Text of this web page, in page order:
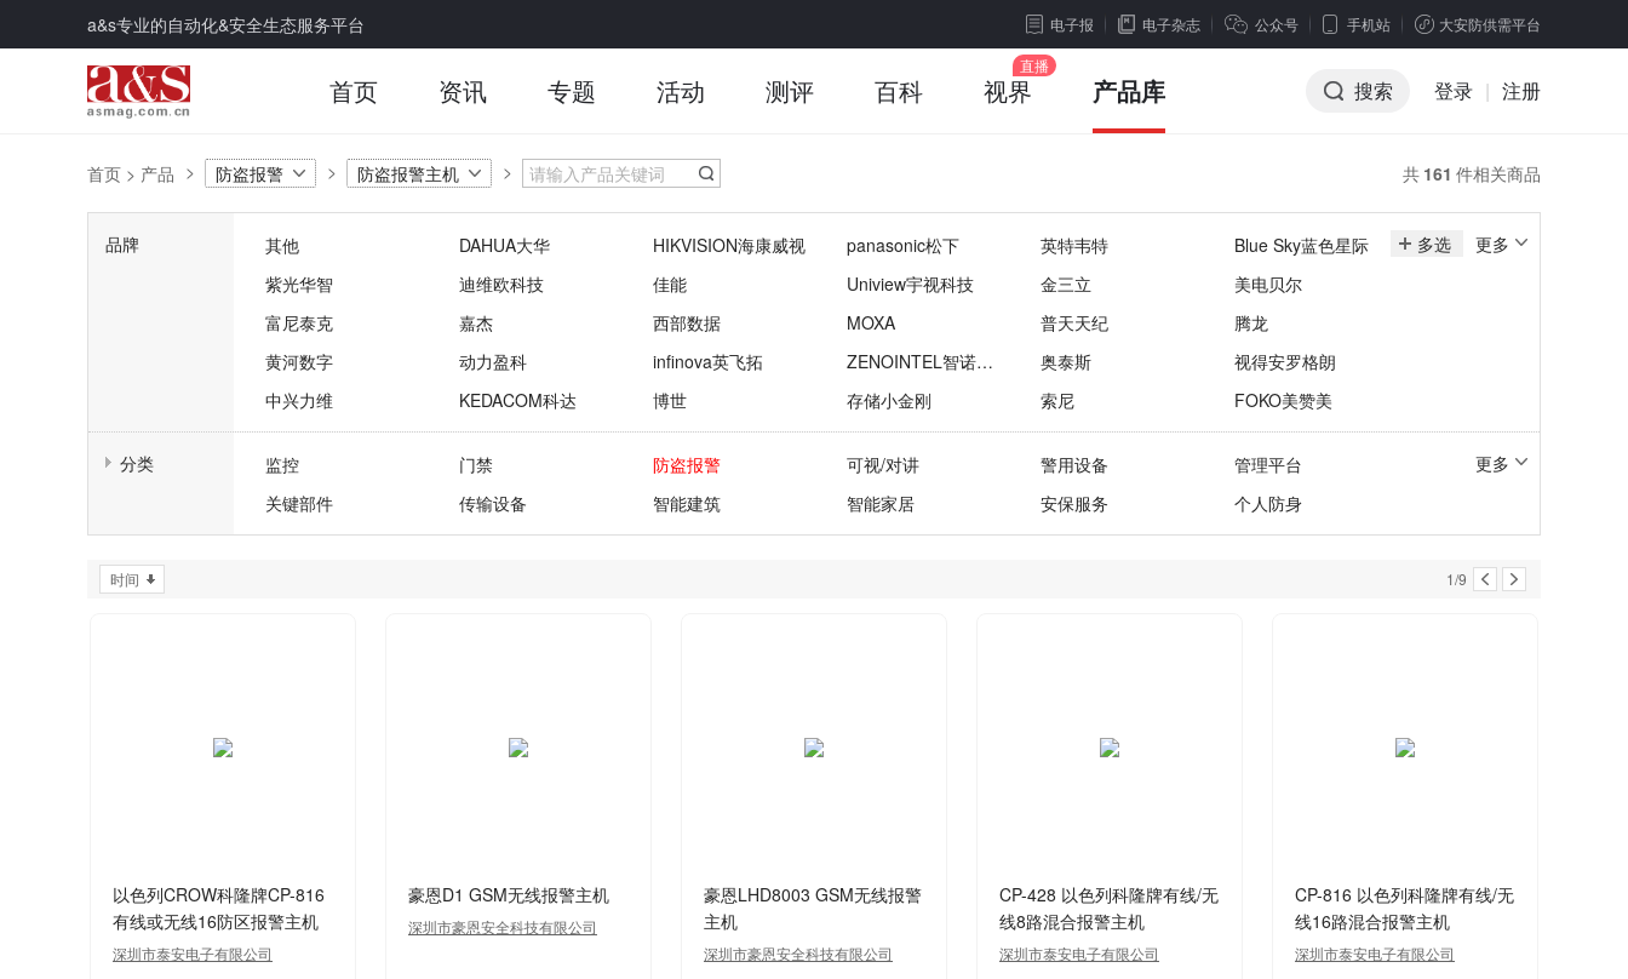
a&s专业的自动化&安全生态服务平台 电子报 电子杂志 公众号 手机站 大安防供需平台
首页 资讯 专题 活动 测评 百科 视界 产品库 搜索 登录 | 注册
首页 > 产品 防盗报警 防盗报警主机 共 161 件相关商品
其他 DAHUA大华 HIKVISION海康威视 panasonic松下 英特韦特
Blue Sky蓝色星际
紫光华智
迪维欧科技 佳能 Uniview宇视科技 金三立
美电贝尔
富尼泰克
嘉杰 西部数据 MOXA 普天天纪
腾龙
黄河数字
动力盈科 infinova英飞拓
ZENOINTEL智诺英
特
奥泰斯
视得安罗格朗
中兴力维
KEDACOM科达 博世 存储小金刚 索尼 FOKO美赞美
品牌 更多
多选
监控 门禁 防盗报警 可视/对讲 警用设备
管理平台
关键部件
传输设备 智能建筑 智能家居 安保服务 个人防身
分类 更多
时间 1/9
以色列CROW科隆牌CP-816
有线或无线16防区报警主机
深圳市泰安电子有限公司
豪恩D1 GSM无线报警主机
深圳市豪恩安全科技有限公司
豪恩LHD8003 GSM无线报警
主机
深圳市豪恩安全科技有限公司
CP-428 以色列科隆牌有线/无
线8路混合报警主机
深圳市泰安电子有限公司
CP-816 以色列科隆牌有线/无
线16路混合报警主机
深圳市泰安电子有限公司